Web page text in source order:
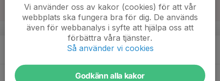
v.43
20
Vi använder oss av kakor (cookies) för att vår
webbplats ska fungera bra för dig. De används
även för webbanalys i syfte att hjälpa oss att
förbättra våra tjänster.
Så använder vi cookies
Godkänn alla kakor